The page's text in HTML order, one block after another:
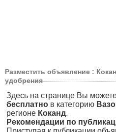
Разместить объявление :
удобрения
Здесь на странице Вы
бесплатно в категорию
регионе Коканд.
Рекомендации по